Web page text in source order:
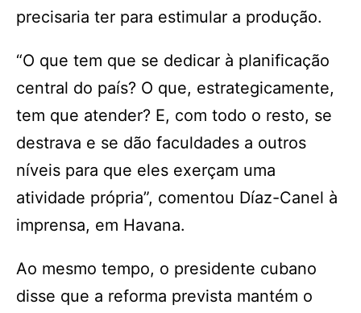
precisaria ter para estimular a produção.
“O que tem que se dedicar à planificação
central do país? O que, estrategicamente,
tem que atender? E, com todo o resto, se
destrava e se dão faculdades a outros
níveis para que eles exerçam uma
atividade própria”, comentou Díaz-Canel à
imprensa, em Havana.
Ao mesmo tempo, o presidente cubano
disse que a reforma prevista mantém o